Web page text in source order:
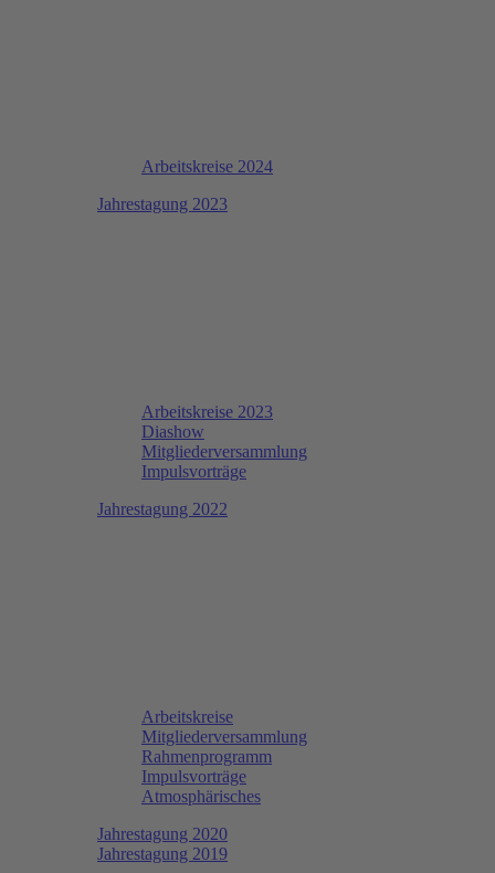
Arbeitskreise 2024
Jahrestagung 2023
Arbeitskreise 2023
Diashow
Mitgliederversammlung
Impulsvorträge
Jahrestagung 2022
Arbeitskreise
Mitgliederversammlung
Rahmenprogramm
Impulsvorträge
Atmosphärisches
Jahrestagung 2020
Jahrestagung 2019